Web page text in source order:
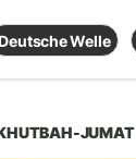
Deutsche Welle
JUMAT